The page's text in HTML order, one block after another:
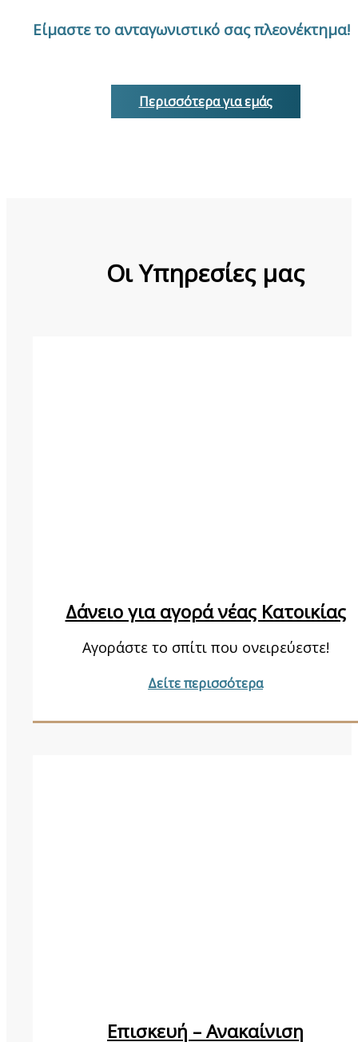
Είμαστε το ανταγωνιστικό σας πλεονέκτημα!
Περισσότερα για εμάς
Oι Υπηρεσίες μας
Δάνειο για αγορά νέας Κατοικίας
Αγοράστε το σπίτι που ονειρεύεστε!
Δείτε περισσότερα
Επισκευή – Ανακαίνιση